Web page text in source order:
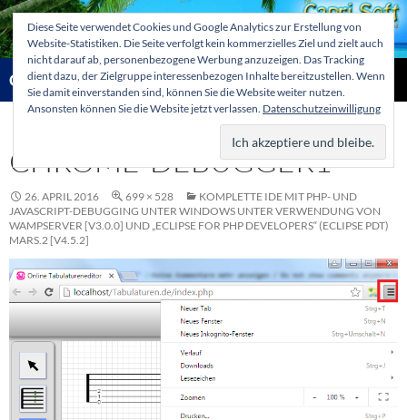
Zum
Inhalt
springen
Capri-Soft Knowledge database
Suchen
MENÜ
CHROME-DEBUGGER1
26. APRIL 2016 699 × 528
KOMPLETTE IDE MIT PHP- UND
JAVASCRIPT-DEBUGGING UNTER WINDOWS UNTER VERWENDUNG VON
WAMPSERVER [V3.0.0] UND „ECLIPSE FOR PHP DEVELOPERS“ (ECLIPSE PDT)
MARS.2 [V4.5.2]
Diese Seite verwendet Cookies und Google Analytics zur Erstellung von
Website-Statistiken. Die Seite verfolgt kein kommerzielles Ziel und zielt auch
nicht darauf ab, personenbezogene Werbung anzuzeigen. Das Tracking
dient dazu, der Zielgruppe interessenbezogen Inhalte bereitzustellen. Wenn
Sie damit einverstanden sind, können Sie die Website weiter nutzen.
Ansonsten können Sie die Website jetzt verlassen. Datenschutzeinwilligung